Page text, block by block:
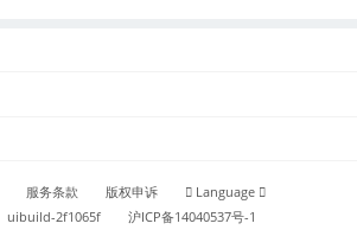
服务条款 版权申诉
Language
uibuild-2f1065f 沪ICP备14040537号-1